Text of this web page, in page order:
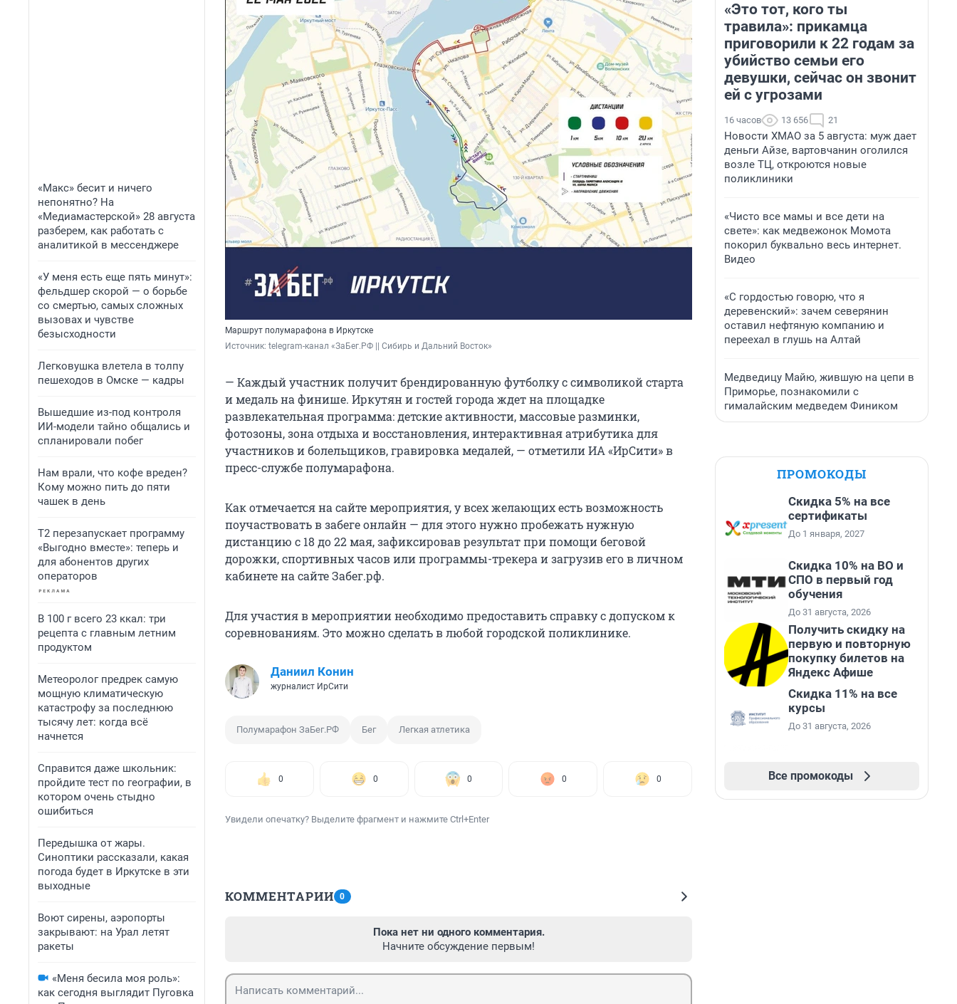
«Макс» бесит и ничего
непонятно? На
«Медиамастерской» 28 августа
разберем, как работать с
аналитикой в мессенджере
«У меня есть еще пять минут»:
фельдшер скорой — о борьбе
со смертью, самых сложных
вызовах и чувстве
безысходности
Легковушка влетела в толпу
пешеходов в Омске — кадры
Вышедшие из-под контроля
ИИ-модели тайно общались и
спланировали побег
Нам врали, что кофе вреден?
Кому можно пить до пяти
чашек в день
Т2 перезапускает программу
«Выгодно вместе»: теперь и
для абонентов других
операторов
В 100 г всего 23 ккал: три
рецепта с главным летним
продуктом
Метеоролог предрек самую
мощную климатическую
катастрофу за последнюю
тысячу лет: когда всё
начнется
Справится даже школьник:
пройдите тест по географии, в
котором очень стыдно
ошибиться
Передышка от жары.
Синоптики рассказали, какая
погода будет в Иркутске в эти
выходные
Воют сирены, аэропорты
закрывают: на Урал летят
ракеты
«Меня бесила моя роль»:
как сегодня выглядит Пуговка
Маршрут полумарафона в Иркутске
Источник: telegram-канал «ЗаБег.РФ || Сибирь и Дальний Восток»
— Каждый участник получит брендированную футболку с символикой старта
и медаль на финише. Иркутян и гостей города ждет на площадке
развлекательная программа: детские активности, массовые разминки,
фотозоны, зона отдыха и восстановления, интерактивная атрибутика для
участников и болельщиков, гравировка медалей, — отметили ИА «ИрСити» в
пресс-службе полумарафона.
Как отмечается на сайте мероприятия, у всех желающих есть возможность
поучаствовать в забеге онлайн — для этого нужно пробежать нужную
дистанцию с 18 до 22 мая, зафиксировав результат при помощи беговой
дорожки, спортивных часов или программы-трекера и загрузив его в личном
кабинете на сайте Забег.рф.
Для участия в мероприятии необходимо предоставить справку с допуском к
соревнованиям. Это можно сделать в любой городской поликлинике.
Даниил Конин
журналист ИрСити
Полумарафон ЗаБег.РФ Бег Легкая атлетика
0 0 0 0 0
Увидели опечатку? Выделите фрагмент и нажмите Ctrl+Enter
КОММЕНТАРИИ 0
Пока нет ни одного комментария.
Начните обсуждение первым!
«Это тот, кого ты
травила»: прикамца
приговорили к 22 годам за
убийство семьи его
девушки, сейчас он звонит
ей с угрозами
16 часов 13 656 21
Новости ХМАО за 5 августа: муж дает
деньги Айзе, вартовчанин оголился
возле ТЦ, откроются новые
поликлиники
«Чисто все мамы и все дети на
свете»: как медвежонок Момота
покорил буквально весь интернет.
Видео
«С гордостью говорю, что я
деревенский»: зачем северянин
оставил нефтяную компанию и
переехал в глушь на Алтай
Медведицу Майю, жившую на цепи в
Приморье, познакомили с
гималайским медведем Фиником
ПРОМОКОДЫ
Скидка 5% на все
сертификаты
До 1 января, 2027
Скидка 10% на ВО и
СПО в первый год
обучения
До 31 августа, 2026
Получить скидку на
первую и повторную
покупку билетов на
Яндекс Афише
Скидка 11% на все
курсы
До 31 августа, 2026
Все промокоды